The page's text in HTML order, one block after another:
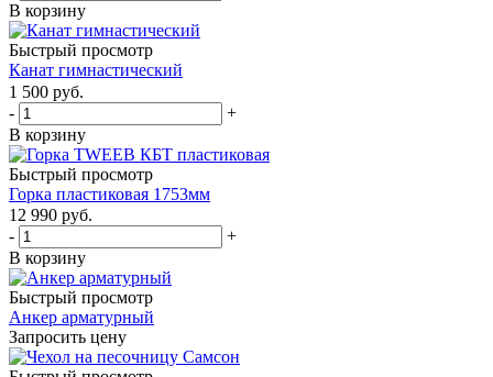
В корзину
Быстрый просмотр
Канат гимнастический
1 500 руб.
-
+
В корзину
Быстрый просмотр
Горка пластиковая 1753мм
12 990 руб.
-
+
В корзину
Быстрый просмотр
Анкер арматурный
Запросить цену